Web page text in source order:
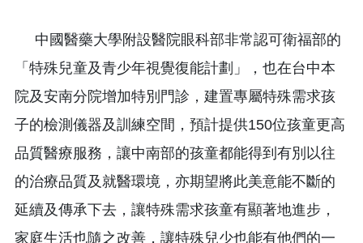
中國醫藥大學附設醫院眼科部非常認可衛福部的
「特殊兒童及青少年視覺復能計劃」，也在台中本
院及安南分院增加特別門診，建置專屬特殊需求孩
子的檢測儀器及訓練空間，預計提供150位孩童更高
品質醫療服務，讓中南部的孩童都能得到有別以往
的治療品質及就醫環境，亦期望將此美意能不斷的
延續及傳承下去，讓特殊需求孩童有顯著地進步，
家庭生活也隨之改善，讓特殊兒少也能有他們的一